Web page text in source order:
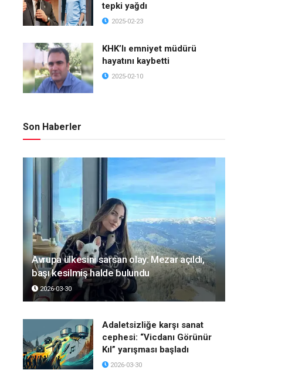
tepki yağdı
2025-02-23
KHK’lı emniyet müdürü
hayatını kaybetti
2025-02-10
Son Haberler
Avrupa ülkesini sarsan olay: Mezar açıldı,
başı kesilmiş halde bulundu
2026-03-30
Adaletsizliğe karşı sanat
cephesi: “Vicdanı Görünür
Kıl” yarışması başladı
2026-03-30